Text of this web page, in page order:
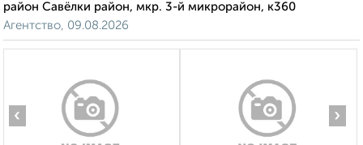
район Савёлки район, мкр. 3-й микрорайон, к360
Агентство, 09.08.2026
‹ ›